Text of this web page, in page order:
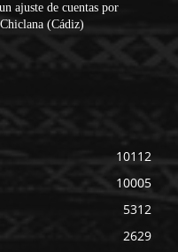
ajuste de cuentas por
(Cádiz)
10112
10005
5312
2629